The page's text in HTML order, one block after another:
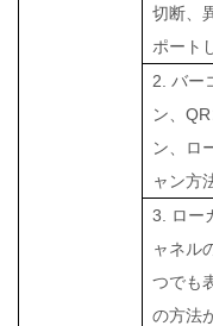
切断、
ポート
2. バー
ン、
ン、ロ
ャン方
3. ロー
ャネル
つでも
の方法